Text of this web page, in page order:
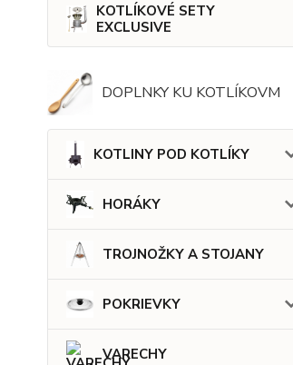
KOTLÍKOVÉ SETY
EXCLUSIVE
DOPLNKY KU KOTLÍKOVM
KOTLINY POD KOTLÍKY
HORÁKY
TROJNOŽKY A STOJANY
POKRIEVKY
VARECHY